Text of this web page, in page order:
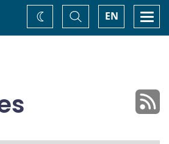
EN
Basculer
la
recherche
Changez
de